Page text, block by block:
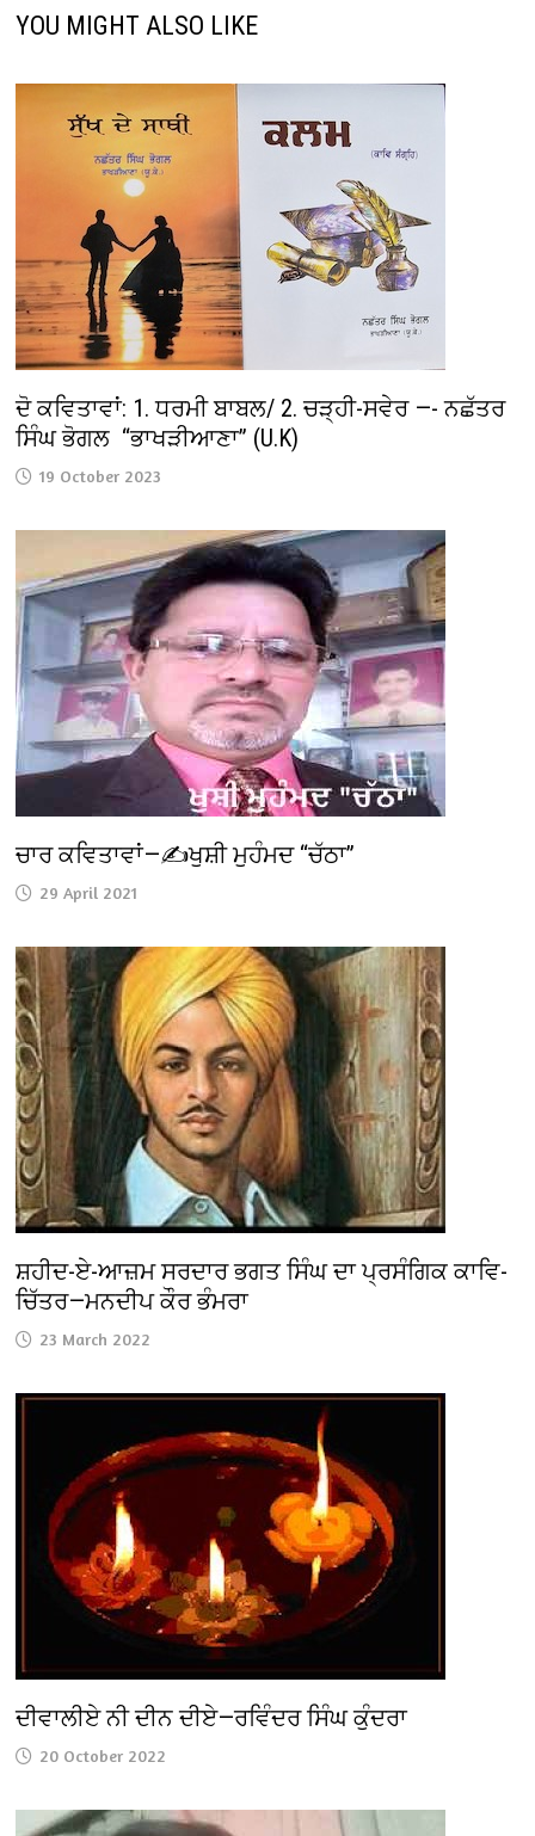
YOU MIGHT ALSO LIKE
ਦੋ ਕਵਿਤਾਵਾਂ: 1. ਧਰਮੀ ਬਾਬਲ/ 2. ਚੜ੍ਹੀ-ਸਵੇਰ —- ਨਛੱਤਰ
ਸਿੰਘ ਭੋਗਲ “ਭਾਖੜੀਆਣਾ” (U.K)
19 October 2023
ਚਾਰ ਕਵਿਤਾਵਾਂ—✍️ਖੁਸ਼ੀ ਮੁਹੰਮਦ “ਚੱਠਾ”
29 April 2021
ਸ਼ਹੀਦ-ਏ-ਆਜ਼ਮ ਸਰਦਾਰ ਭਗਤ ਸਿੰਘ ਦਾ ਪ੍ਰਸੰਗਿਕ ਕਾਵਿ-
ਚਿੱਤਰ—ਮਨਦੀਪ ਕੌਰ ਭੰਮਰਾ
23 March 2022
ਦੀਵਾਲੀਏ ਨੀ ਦੀਨ ਦੀਏ—ਰਵਿੰਦਰ ਸਿੰਘ ਕੁੰਦਰਾ
20 October 2022